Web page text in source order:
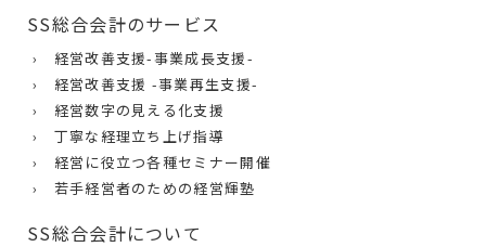
SS総合会計のサービス
› 経営改善支援-事業成長支援-
› 経営改善支援 -事業再生支援-
› 経営数字の見える化支援
› 丁寧な経理立ち上げ指導
› 経営に役立つ各種セミナー開催
› 若手経営者のための経営輝塾
SS総合会計について